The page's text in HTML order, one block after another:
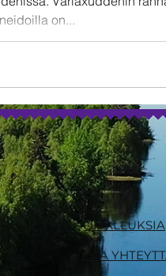
on...
OIVALLUKSIA
​OTA